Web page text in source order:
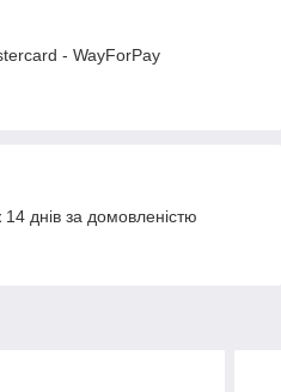
- WayForPay
днів за домовленістю